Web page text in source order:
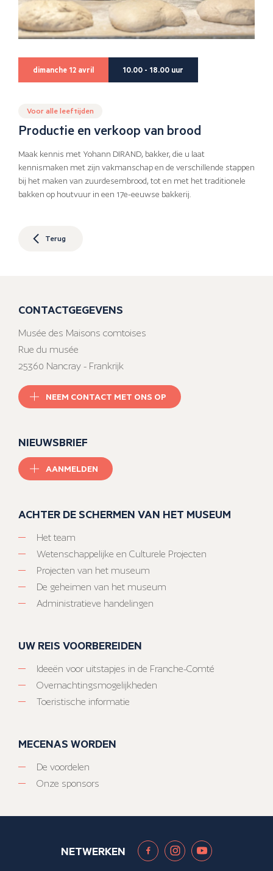
dimanche 12 avril 10.00 - 18.00 uur
Voor alle leeftijden
Productie en verkoop van brood
Maak kennis met Yohann DIRAND, bakker, die u laat
kennismaken met zijn vakmanschap en de verschillende stappen
bij het maken van zuurdesembrood, tot en met het traditionele
bakken op houtvuur in een 17e-eeuwse bakkerij.
Terug
CONTACTGEGEVENS
Musée des Maisons comtoises
Rue du musée
25360 Nancray - Frankrijk
NEEM CONTACT MET ONS OP
NIEUWSBRIEF
AANMELDEN
ACHTER DE SCHERMEN VAN HET MUSEUM
Het team
Wetenschappelijke en Culturele Projecten
Projecten van het museum
De geheimen van het museum
Administratieve handelingen
UW REIS VOORBEREIDEN
Ideeën voor uitstapjes in de Franche-Comté
Overnachtingsmogelijkheden
Toeristische informatie
MECENAS WORDEN
De voordelen
Onze sponsors
NETWERKEN